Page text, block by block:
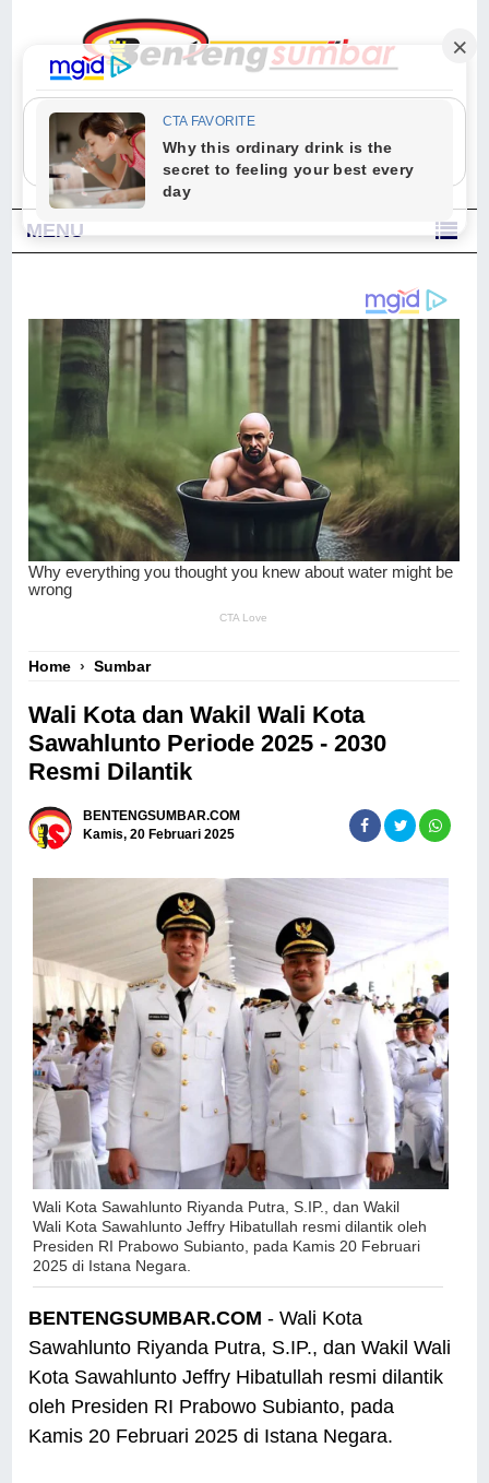
"Sesungguhnya Allah dan para malaikat-Nya berselawat untuk Nabi.
Wahai orang-orang yang beriman, berselawatlah kamu untuk Nabi dan
ucapkanlah salam dengan penuh penghormatan kepadanya." (Qs. Al
Ahzab Ayat 56)
MENU
Home ›Sumbar
Wali Kota dan Wakil Wali Kota
Sawahlunto Periode 2025 - 2030
Resmi Dilantik
BENTENGSUMBAR.COM
Kamis, 20 Februari 2025
Wali Kota Sawahlunto Riyanda Putra, S.IP., dan Wakil
Wali Kota Sawahlunto Jeffry Hibatullah resmi dilantik oleh
Presiden RI Prabowo Subianto, pada Kamis 20 Februari
2025 di Istana Negara.
BENTENGSUMBAR.COM - Wali Kota
Sawahlunto Riyanda Putra, S.IP., dan Wakil Wali
Kota Sawahlunto Jeffry Hibatullah resmi dilantik
oleh Presiden RI Prabowo Subianto, pada
Kamis 20 Februari 2025 di Istana Negara.